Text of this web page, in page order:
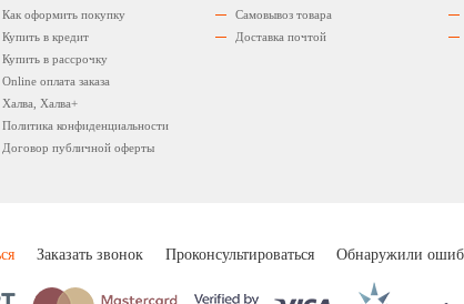
Как оформить покупку
Купить в кредит
Купить в рассрочку
Оnline оплата заказа
Халва, Халва+
Политика конфиденциальности
Договор публичной оферты
Самовывоз товара
Доставка почтой
Заказать звонок Проконсультироваться Обнаружили